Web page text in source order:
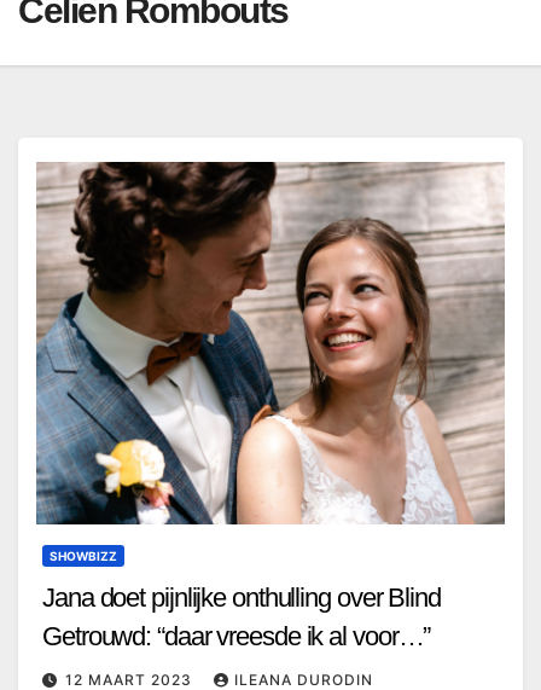
Celien Rombouts
SHOWBIZZ
Jana doet pijnlijke onthulling over Blind
Getrouwd: “daar vreesde ik al voor…”
12 MAART 2023 ILEANA DURODIN